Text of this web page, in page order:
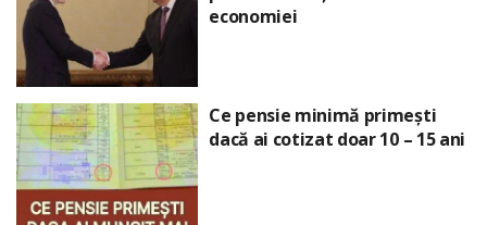
economiei
Ce pensie minimă primești
dacă ai cotizat doar 10 – 15 ani